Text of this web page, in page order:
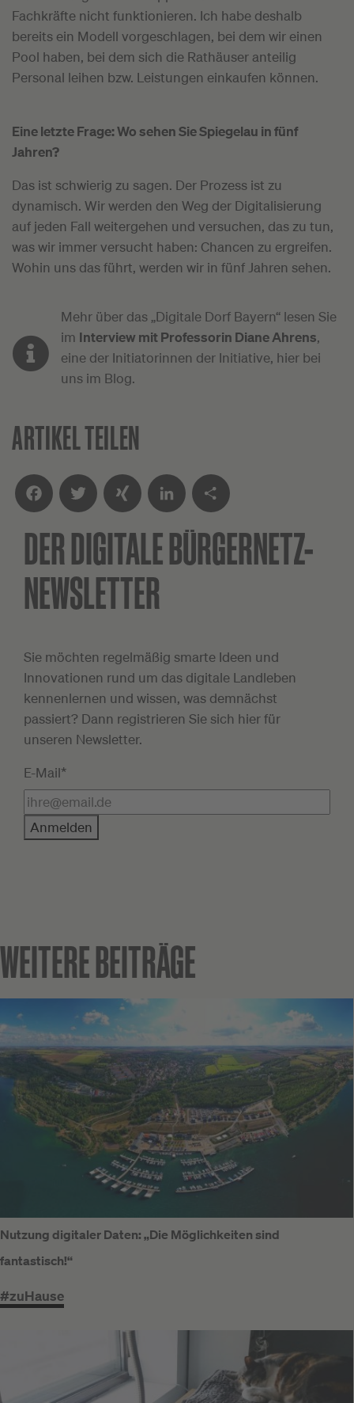
Fachkräfte nicht funktionieren. Ich habe deshalb
bereits ein Modell vorgeschlagen, bei dem wir einen
Pool haben, bei dem sich die Rathäuser anteilig
Personal leihen bzw. Leistungen einkaufen können.
Eine letzte Frage: Wo sehen Sie Spiegelau in fünf
Jahren?
Das ist schwierig zu sagen. Der Prozess ist zu
dynamisch. Wir werden den Weg der Digitalisierung
auf jeden Fall weitergehen und versuchen, das zu tun,
was wir immer versucht haben: Chancen zu ergreifen.
Wohin uns das führt, werden wir in fünf Jahren sehen.
Mehr über das „Digitale Dorf Bayern“ lesen Sie
im Interview mit Professorin Diane Ahrens,
eine der Initiatorinnen der Initiative, hier bei
uns im Blog.
ARTIKEL TEILEN
FacebookTwitter XING LinkedInTeilen
DER DIGITALEBÜRGERNETZ-
NEWSLETTER
Sie möchten regelmäßig smarte Ideen und
Innovationen rund um das digitale Landleben
kennenlernen und wissen, was demnächst
passiert? Dann registrieren Sie sich hier für
unseren Newsletter.
E-Mail*
Anmelden
WEITERE BEITRÄGE
Nutzung digitaler Daten: „Die Möglichkeiten sind
fantastisch!“
#zuHause